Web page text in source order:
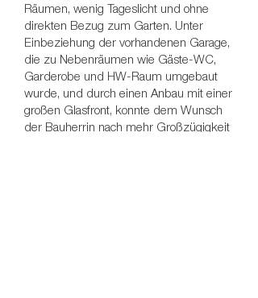
Räumen, wenig Tageslicht und ohne
direkten Bezug zum Garten. Unter
Einbeziehung der vorhandenen Garage,
die zu Nebenräumen wie Gäste-WC,
Garderobe und HW-Raum umgebaut
wurde, und durch einen Anbau mit einer
großen Glasfront, konnte dem Wunsch
der Bauherrin nach mehr Großzügigkeit